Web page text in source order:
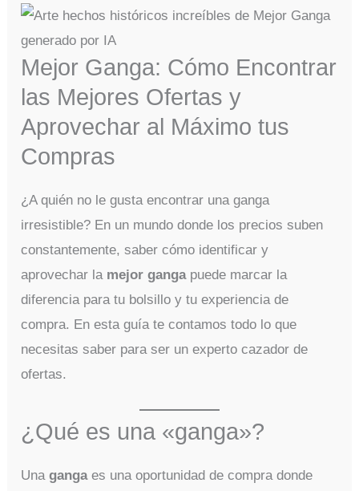
Mejor Ganga: Cómo Encontrar
las Mejores Ofertas y
Aprovechar al Máximo tus
Compras
¿A quién no le gusta encontrar una ganga
irresistible? En un mundo donde los precios suben
constantemente, saber cómo identificar y
aprovechar la mejor gangapuede marcar la
diferencia para tu bolsillo y tu experiencia de
compra. En esta guía te contamos todo lo que
necesitas saber para ser un experto cazador de
ofertas.
¿Qué es una «ganga»?
Unagangaes una oportunidad de compra donde